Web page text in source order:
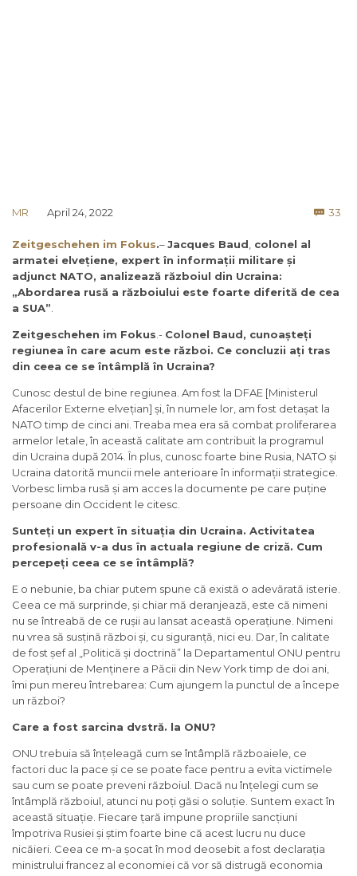
MR April 24, 2022  33
Zeitgeschehen im Fokus.–Jacques Baud colonel al
armatei elvețiene, expert în informații militare și
adjunct NATO, analizează războiul din Ucraina:
„Abordarea rusă a războiului este foarte diferită de cea
a SUA”
Zeitgeschehen im Fokus .- Colonel Baud, cunoașteți
regiunea în care acum este război. Ce concluzii ați tras
din ceea ce se întâmplă în Ucraina?
Cunosc destul de bine regiunea. Am fost la DFAE [Ministerul
Afacerilor Externe elvețian] și, în numele lor, am fost detașat la
NATO timp de cinci ani. Treaba mea era să combat proliferarea
armelor letale, în această calitate am contribuit la programul
din Ucraina după 2014. În plus, cunosc foarte bine Rusia, NATO și
Ucraina datorită muncii mele anterioare în informații strategice.
Vorbesc limba rusă și am acces la documente pe care puține
persoane din Occident le citesc.
Sunteți un expert în situația din Ucraina. Activitatea
profesională v-a dus în actuala regiune de criză. Cum
percepeți ceea ce se întâmplă?
E o nebunie, ba chiar putem spune că există o adevărată isterie.
Ceea ce mă surprinde, și chiar mă deranjează, este că nimeni
nu se întreabă de ce rușii au lansat această operațiune. Nimeni
nu vrea să susțină război și, cu siguranță, nici eu. Dar, în calitate
de fost șef al „Politică și doctrină” la Departamentul ONU pentru
Operațiuni de Menținere a Păcii din New York timp de doi ani,
îmi pun mereu întrebarea: Cum ajungem la punctul de a începe
un război?
Care a fost sarcina dvstră. la ONU?
ONU trebuia să înțeleagă cum se întâmplă războaiele, ce
factori duc la pace și ce se poate face pentru a evita victimele
sau cum se poate preveni războiul. Dacă nu înțelegi cum se
întâmplă războiul, atunci nu poți găsi o soluție. Suntem exact în
această situație. Fiecare țară impune propriile sancțiuni
împotriva Rusiei și știm foarte bine că acest lucru nu duce
nicăieri. Ceea ce m-a șocat în mod deosebit a fost declarația
ministrului francez al economiei că vor să distrugă economia